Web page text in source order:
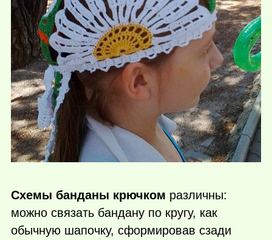
Схемы банданы крючком различны:
можно связать бандану по кругу, как
обычную шапочку, сформировав сзади